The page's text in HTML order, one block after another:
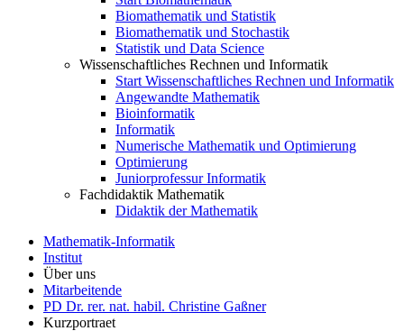
Biomathematik und Statistik
Biomathematik und Stochastik
Statistik und Data Science
Wissenschaftliches Rechnen und Informatik
Start Wissenschaftliches Rechnen und Informatik
Angewandte Mathematik
Bioinformatik
Informatik
Numerische Mathematik und Optimierung
Optimierung
Juniorprofessur Informatik
Fachdidaktik Mathematik
Didaktik der Mathematik
Mathematik-Informatik
Institut
Über uns
Mitarbeitende
PD Dr. rer. nat. habil. Christine Gaßner
Kurzportraet